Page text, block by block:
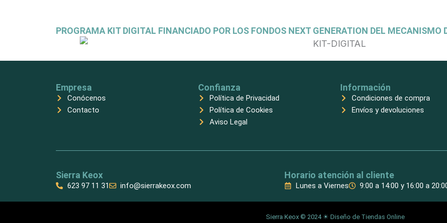
PROGRAMA KIT DIGITAL FINANCIADO POR LOS FONDOS NEXT GENERATION DEL MECANISMO
Empresa
Conócenos
Contacto
Confianza
Política de Privacidad
Política de Cookies
Aviso Legal
Información
Condiciones de compra
Envíos y devoluciones
Sierra Keox
623 97 11 31 info@sierrakeox.com
Horario atención al cliente
Lunes a Viernes 9:00 a 14:00 y 16:00 a
Sierra Keox © 2024 ☀ Diseño de Tiendas Online